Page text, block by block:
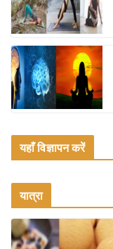
यहाँ विज्ञापन करें
यात्रा